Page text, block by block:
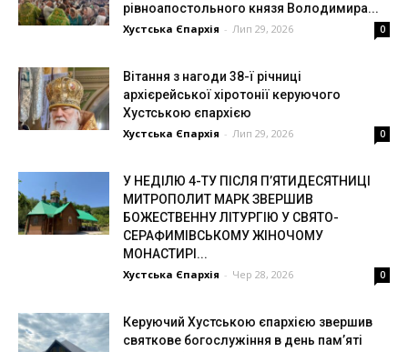
рівноапостольного князя Володимира...
Хустська Єпархія - Лип 29, 2026 0
Вітання з нагоди 38-ї річниці
архієрейської хіротонії керуючого
Хустською єпархією
Хустська Єпархія - Лип 29, 2026 0
У НЕДІЛЮ 4-ТУ ПІСЛЯ П’ЯТИДЕСЯТНИЦІ
МИТРОПОЛИТ МАРК ЗВЕРШИВ
БОЖЕСТВЕННУ ЛІТУРГІЮ У СВЯТО-
СЕРАФИМІВСЬКОМУ ЖІНОЧОМУ
МОНАСТИРІ...
Хустська Єпархія - Чер 28, 2026 0
Керуючий Хустською єпархією звершив
святкове богослужіння в день пам’яті